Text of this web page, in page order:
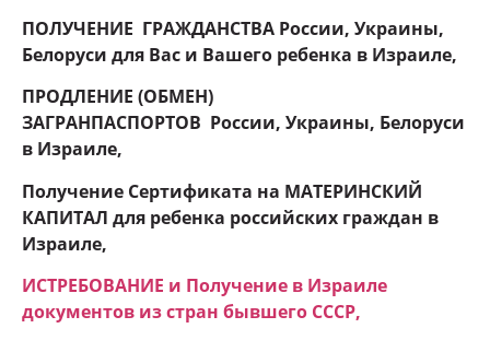
ПОЛУЧЕНИЕ ГРАЖДАНСТВА России, Украины,
Белоруси для Вас и Вашего ребенка в Израиле,
ПРОДЛЕНИЕ (ОБМЕН)
ЗАГРАНПАСПОРТОВ России, Украины, Белоруси
в Израиле,
Получение Cертификата на МАТЕРИНСКИЙ
КАПИТАЛ для ребенка российских граждан в
Израиле,
ИСТРЕБОВАНИЕ и Получение в Израиле
документов из стран бывшего СССР,